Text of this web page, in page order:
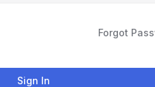
Forgot
Sign In